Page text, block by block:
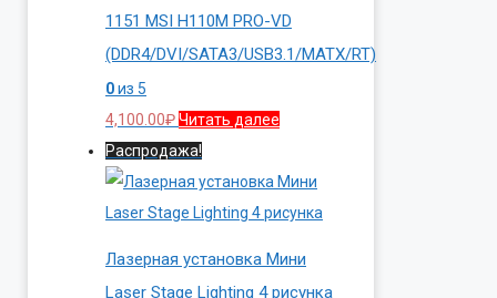
1151 MSI H110M PRO-VD
(DDR4/DVI/SATA3/USB3.1/MATX/RT)
0из 5
4,100.00₽Читать далее
Распродажа!
Лазерная установка Мини
Laser Stage Lighting 4 рисунка